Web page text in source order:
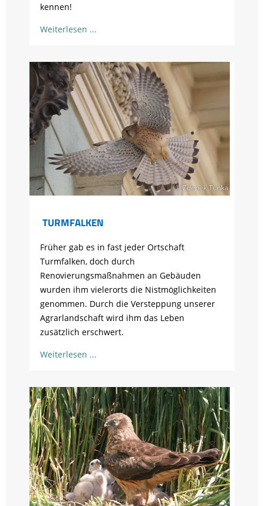
kennen!
Weiterlesen
© Zdenek Tunka
TURMFALKEN
Früher gab es in fast jeder Ortschaft
Turmfalken, doch durch
Renovierungsmaßnahmen an Gebäuden
wurden ihm vielerorts die Nistmöglichkeiten
genommen. Durch die Versteppung unserer
Agrarlandschaft wird ihm das Leben
zusätzlich erschwert.
Weiterlesen